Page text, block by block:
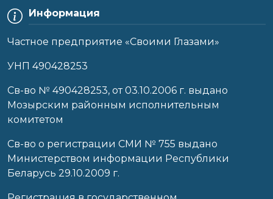
Информация
Частное предприятие «Своими Глазами»
УНП 490428253
Cв-во № 490428253, от 03.10.2006 г. выдано
Мозырским районным исполнительным
комитетом
Св-во о регистрации СМИ № 755 выдано
Министерством информации Республики
Беларусь 29.10.2009 г.